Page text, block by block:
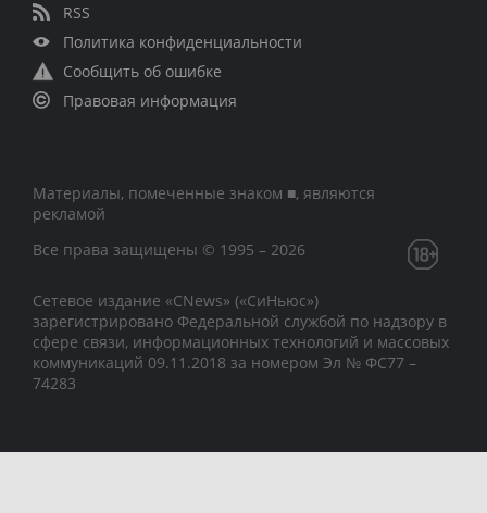
RSS
Политика конфиденциальности
Сообщить об ошибке
Правовая информация
Материалы, помеченные знаком ■, являются
рекламой
Все права защищены © 1995 – 2026
Сетевое издание «CNews» («СиНьюс»)
зарегистрировано Федеральной службой по надзору в
сфере связи, информационных технологий и массовых
коммуникаций 09.11.2018 за номером Эл № ФС77 –
74283